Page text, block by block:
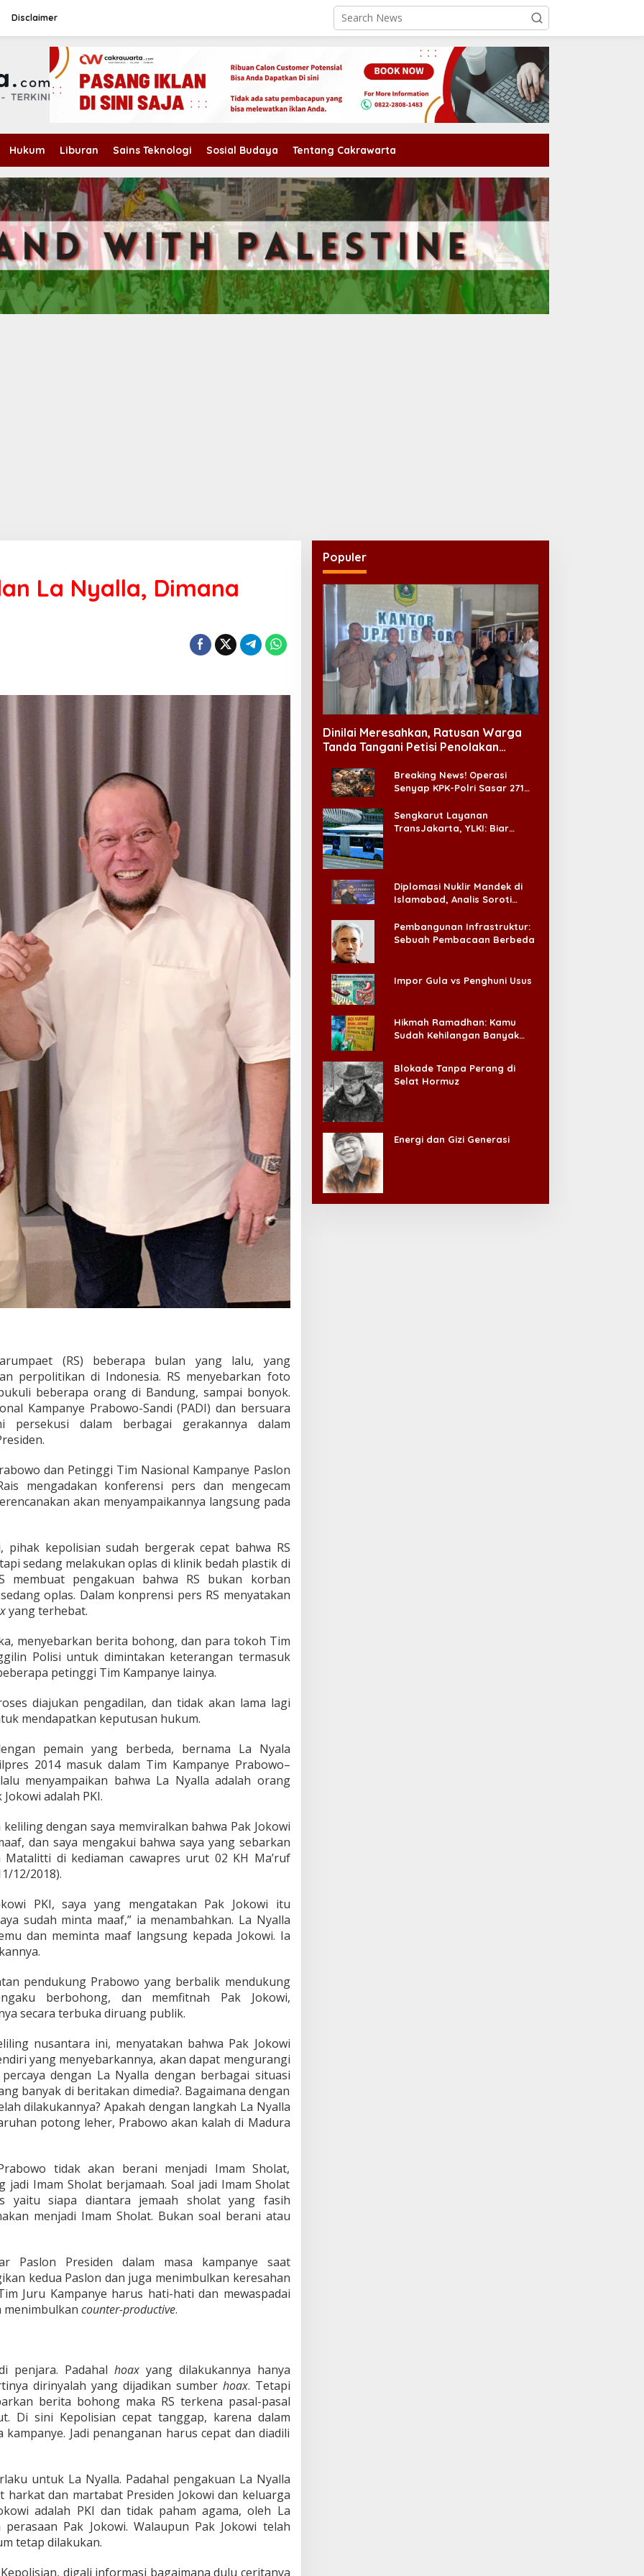
Disclaimer
Hukum Liburan Sains Teknologi Sosial Budaya Tentang Cakrawarta
La Nyalla, Dimana
(RS) beberapa bulan yang lalu, yang
perpolitikan di Indonesia. RS menyebarkan foto
beberapa orang di Bandung, sampai bonyok.
Kampanye Prabowo-Sandi (PADI) dan bersuara
persekusi dalam berbagai gerakannya dalam
dan Petinggi Tim Nasional Kampanye Paslon
mengadakan konferensi pers dan mengecam
akan menyampaikannya langsung pada
pihak kepolisian sudah bergerak cepat bahwa RS
sedang melakukan oplas di klinik bedah plastik di
membuat pengakuan bahwa RS bukan korban
oplas. Dalam konprensi pers RS menyatakan
yang terhebat.
menyebarkan berita bohong, dan para tokoh Tim
Polisi untuk dimintakan keterangan termasuk
petinggi Tim Kampanye lainya.
diajukan pengadilan, dan tidak akan lama lagi
mendapatkan keputusan hukum.
pemain yang berbeda, bernama La Nyala
2014 masuk dalam Tim Kampanye Prabowo–
menyampaikan bahwa La Nyalla adalah orang
adalah PKI.
dengan saya memviralkan bahwa Pak Jokowi
dan saya mengakui bahwa saya yang sebarkan
di kediaman cawapres urut 02 KH Ma’ruf
12/2018).
PKI, saya yang mengatakan Pak Jokowi itu
sudah minta maaf,” ia menambahkan. La Nyalla
dan meminta maaf langsung kepada Jokowi. Ia
pendukung Prabowo yang berbalik mendukung
berbohong, dan memfitnah Pak Jokowi,
secara terbuka diruang publik.
nusantara ini, menyatakan bahwa Pak Jokowi
yang menyebarkannya, akan dapat mengurangi
dengan La Nyalla dengan berbagai situasi
banyak di beritakan dimedia?. Bagaimana dengan
dilakukannya? Apakah dengan langkah La Nyalla
potong leher, Prabowo akan kalah di Madura
tidak akan berani menjadi Imam Sholat,
jadi Imam Sholat berjamaah. Soal jadi Imam Sholat
yaitu siapa diantara jemaah sholat yang fasih
menjadi Imam Sholat. Bukan soal berani atau
Paslon Presiden dalam masa kampanye saat
kedua Paslon dan juga menimbulkan keresahan
Juru Kampanye harus hati-hati dan mewaspadai
menimbulkan counter-productive.
penjara. Padahal hoaxyang dilakukannya hanya
dirinyalah yang dijadikan sumber hoax. Tetapi
berita bohong maka RS terkena pasal-pasal
Di sini Kepolisian cepat tanggap, karena dalam
Jadi penanganan harus cepat dan diadili
untuk La Nyalla. Padahal pengakuan La Nyalla
dan martabat Presiden Jokowi dan keluarga
adalah PKI dan tidak paham agama, oleh La
Pak Jokowi. Walaupun Pak Jokowi telah
tetap dilakukan.
digali informasi bagaimana dulu ceritanya
Populer
Dinilai Meresahkan, Ratusan Warga
Tanda Tangani Petisi Penolakan
Breaking News! Operasi
Senyap KPK-Polri Sasar 271
Ada ‘Badai Pemeriksaan’
Sengkarut Layanan
TransJakarta, YLKI: Biar
Diplomasi Nuklir Mandek di
Islamabad, Analis Soroti
Pembangunan Infrastruktur:
Sebuah Pembacaan Berbeda
Impor Gula vs Penghuni Usus
Hikmah Ramadhan: Kamu
Sudah Kehilangan Banyak
Blokade Tanpa Perang di
Selat Hormuz
Energi dan Gizi Generasi